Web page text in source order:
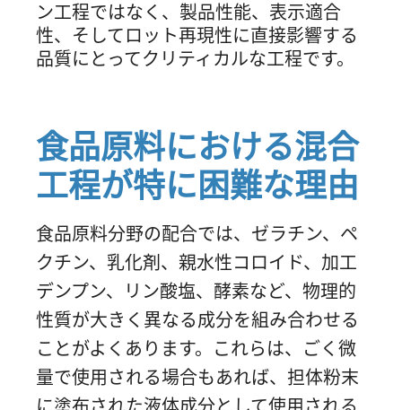
ン工程ではなく、製品性能、表示適合
性、そしてロット再現性に直接影響する
品質にとってクリティカルな工程です。
食品原料における混合
工程が特に困難な理由
食品原料分野の配合では、ゼラチン、ペ
クチン、乳化剤、親水性コロイド、加工
デンプン、リン酸塩、酵素など、物理的
性質が大きく異なる成分を組み合わせる
ことがよくあります。これらは、ごく微
量で使用される場合もあれば、担体粉末
に塗布された液体成分として使用される